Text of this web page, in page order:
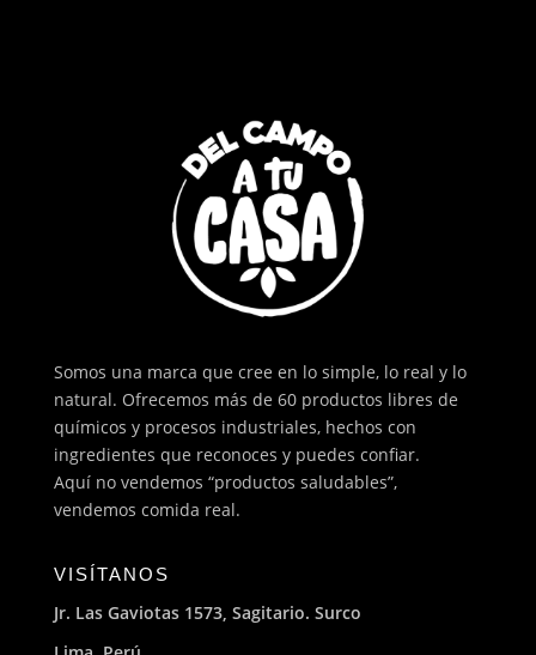
Somos una marca que cree en lo simple, lo real y lo
natural. Ofrecemos más de 60 productos libres de
químicos y procesos industriales, hechos con
ingredientes que reconoces y puedes confiar.
Aquí no vendemos “productos saludables”,
vendemos comida real.
VISÍTANOS
Jr. Las Gaviotas 1573, Sagitario. Surco